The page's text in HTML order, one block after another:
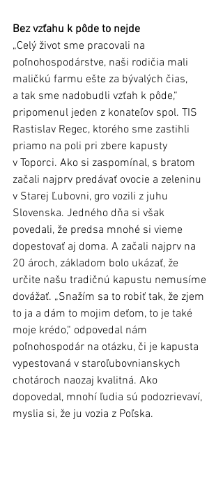
Bez vzťahu k pôde to nejde
„Celý život sme pracovali na
poľnohospodárstve, naši rodičia mali
maličkú farmu ešte za bývalých čias,
a tak sme nadobudli vzťah k pôde,“
pripomenul jeden z konateľov spol. TIS
Rastislav Regec, ktorého sme zastihli
priamo na poli pri zbere kapusty
v Toporci. Ako si zaspomínal, s bratom
začali najprv predávať ovocie a zeleninu
v Starej Ľubovni, gro vozili z juhu
Slovenska. Jedného dňa si však
povedali, že predsa mnohé si vieme
dopestovať aj doma. A začali najprv na
20 ároch, základom bolo ukázať, že
určite našu tradičnú kapustu nemusíme
dovážať. „Snažím sa to robiť tak, že zjem
to ja a dám to mojim deťom, to je také
moje krédo,“ odpovedal nám
poľnohospodár na otázku, či je kapusta
vypestovaná v staroľubovnianskych
chotároch naozaj kvalitná. Ako
dopovedal, mnohí ľudia sú podozrievaví,
myslia si, že ju vozia z Poľska.